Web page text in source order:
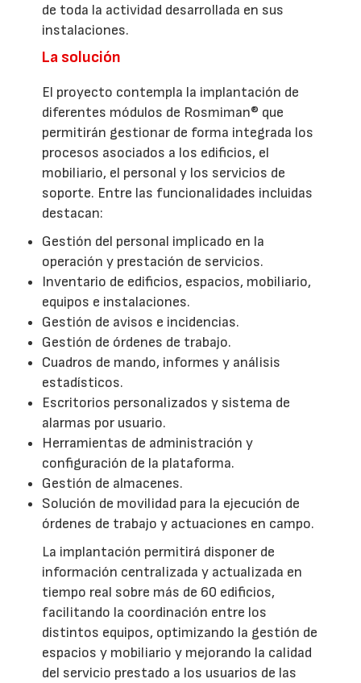
de toda la actividad desarrollada en sus
instalaciones.
La solución
El proyecto contempla la implantación de
diferentes módulos de Rosmiman® que
permitirán gestionar de forma integrada los
procesos asociados a los edificios, el
mobiliario, el personal y los servicios de
soporte. Entre las funcionalidades incluidas
destacan:
Gestión del personal implicado en la
operación y prestación de servicios.
Inventario de edificios, espacios, mobiliario,
equipos e instalaciones.
Gestión de avisos e incidencias.
Gestión de órdenes de trabajo.
Cuadros de mando, informes y análisis
estadísticos.
Escritorios personalizados y sistema de
alarmas por usuario.
Herramientas de administración y
configuración de la plataforma.
Gestión de almacenes.
Solución de movilidad para la ejecución de
órdenes de trabajo y actuaciones en campo.
La implantación permitirá disponer de
información centralizada y actualizada en
tiempo real sobre más de 60 edificios,
facilitando la coordinación entre los
distintos equipos, optimizando la gestión de
espacios y mobiliario y mejorando la calidad
del servicio prestado a los usuarios de las